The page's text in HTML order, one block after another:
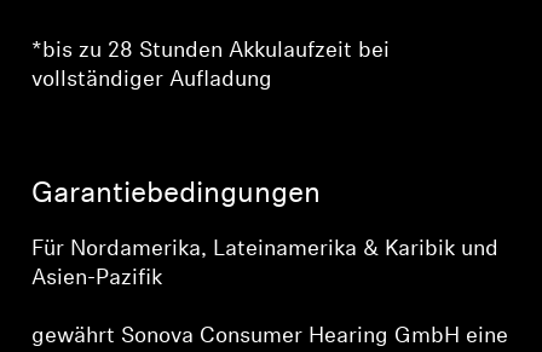
*bis zu 28 Stunden Akkulaufzeit bei
vollständiger Aufladung
Garantiebedingungen
Für Nordamerika, Lateinamerika & Karibik und
Asien-Pazifik
gewährt Sonova Consumer Hearing GmbH eine
Anmeldung erforderlich
Melden Sie sich bei Ihrem Konto an, um
Produkte zu Ihrer Wunschliste hinzuzufügen und